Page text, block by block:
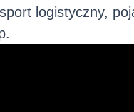
logistyczny,